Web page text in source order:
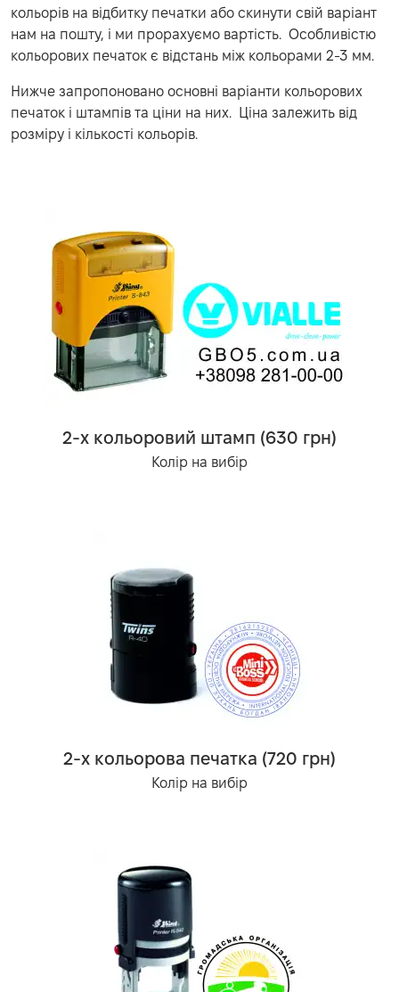
кольорів на відбитку печатки або скинути свій варіант
нам на пошту, і ми прорахуємо вартість. Особливістю
кольорових печаток є відстань між кольорами 2-3 мм.
Нижче запропоновано основні варіанти кольорових
печаток і штампів та ціни на них. Ціна залежить від
розміру і кількості кольорів.
2-х кольоровий штамп (630 грн)
Колір на вибір
2-х кольорова печатка (720 грн)
Колір на вибір